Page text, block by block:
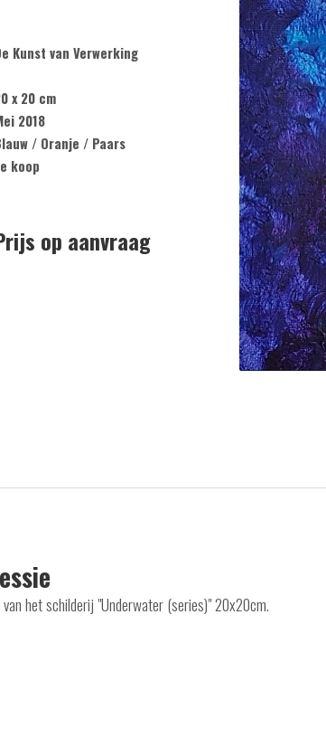
Kunst van Verwerking
x 20 cm
2018
/ Oranje / Paars
koop
op aanvraag
het schilderij "Underwater (series)" 20x20cm.